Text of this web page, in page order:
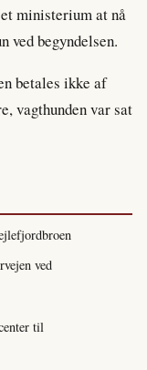
ministerium at nå
ved begyndelsen.
betales ikke af
vagthunden var sat
ved
til